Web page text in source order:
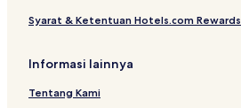
Syarat & Ketentuan Hotels.com Rewards
Informasi lainnya
Tentang Kami